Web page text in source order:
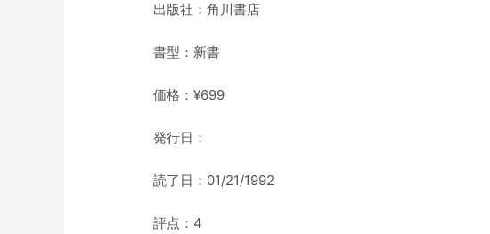
出版社：角川書店
書型：新書
価格：¥699
発行日：
読了日：01/21/1992
評点：4